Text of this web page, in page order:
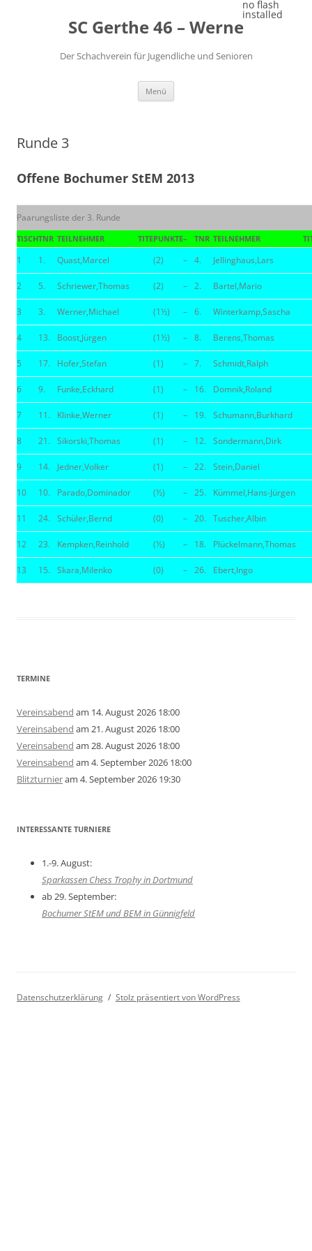
SC Gerthe 46 – Werne
Der Schachverein für Jugendliche und Senioren
Menü
Runde 3
Offene Bochumer StEM 2013
Paarungsliste der 3. Runde
TISCHTNR TEILNEHMER TITEPUNKTE– TNR TEILNEHMER
1 1. Quast,Marcel (2) – 4. Jellinghaus,Lars
2 5. Schriewer,Thomas (2) – 2. Bartel,Mario
3 3. Werner,Michael (1½) – 6. Winterkamp,Sascha
4 13. Boost,Jürgen (1½) – 8. Berens,Thomas
5 17. Hofer,Stefan (1) – 7. Schmidt,Ralph
6 9. Funke,Eckhard (1) – 16. Domnik,Roland
7 11. Klinke,Werner (1) – 19. Schumann,Burkhard
8 21. Sikorski,Thomas (1) – 12. Sondermann,Dirk
9 14. Jedner,Volker (1) – 22. Stein,Daniel
10 10. Parado,Dominador (½) – 25. Kümmel,Hans-Jürgen
11 24. Schüler,Bernd (0) – 20. Tuscher,Albin
12 23. Kempken,Reinhold (½) – 18. Plückelmann,Thomas
13 15. Skara,Milenko (0) – 26. Ebert,Ingo
TERMINE
Vereinsabend am 14. August 2026 18:00
Vereinsabend am 21. August 2026 18:00
Vereinsabend am 28. August 2026 18:00
Vereinsabend am 4. September 2026 18:00
Blitzturnieram 4. September 2026 19:30
INTERESSANTE TURNIERE
1.-9. August:
Sparkassen Chess Trophy in Dortmund
ab 29. September:
Bochumer StEM und BEM in Günnigfeld
Datenschutzerklärung Stolz präsentiert von WordPress
no flash
installed